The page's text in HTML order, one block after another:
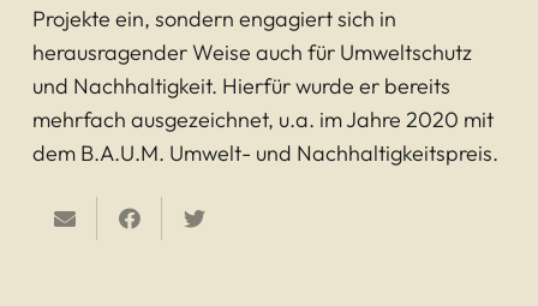
Projekte ein, sondern engagiert sich in
herausragender Weise auch für Umweltschutz
und Nachhaltigkeit. Hierfür wurde er bereits
mehrfach ausgezeichnet, u.a. im Jahre 2020 mit
dem B.A.U.M. Umwelt- und Nachhaltigkeitspreis.